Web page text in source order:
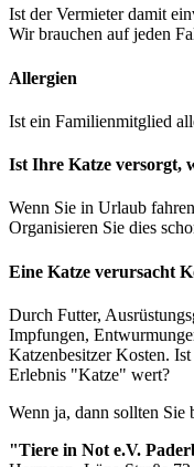
Ist der Vermieter damit
Wir brauchen auf jeden
Allergien
Ist ein Familienmitglied
Ist Ihre Katze versorgt,
Wenn Sie in Urlaub
Organisieren Sie dies
Eine Katze verursacht
Durch Futter,
Impfungen,
Katzenbesitzer Kosten.
Erlebnis "Katze" wert?
Wenn ja, dann sollten Sie
"Tiere in Not e.V.